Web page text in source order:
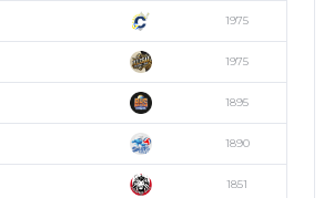
1975
1975
1895
1890
1851